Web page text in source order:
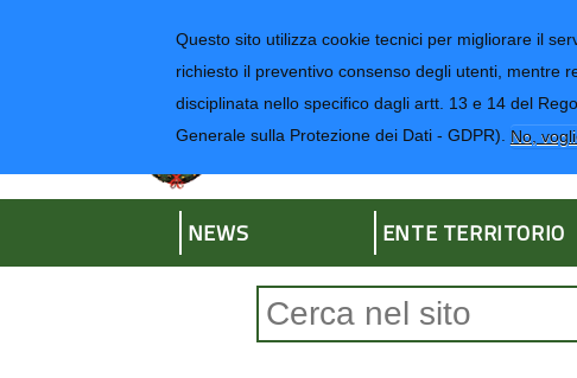
Questo sito utilizza cookie tecnici per migliorare il
richiesto il preventivo consenso degli utenti, mentre
disciplinata nello specifico dagli artt. 13 e 14 del
Generale sulla Protezione dei Dati - GDPR). No,
Regione Liguria
Provincia di Imperia
NEWS ENTE TERRITORIO